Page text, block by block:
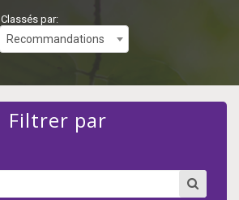
Classés par:
Recommandations
Filtrer par